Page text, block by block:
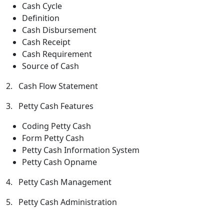
Cash Cycle
Definition
Cash Disbursement
Cash Receipt
Cash Requirement
Source of Cash
2. Cash Flow Statement
3. Petty Cash Features
Coding Petty Cash
Form Petty Cash
Petty Cash Information System
Petty Cash Opname
4. Petty Cash Management
5. Petty Cash Administration